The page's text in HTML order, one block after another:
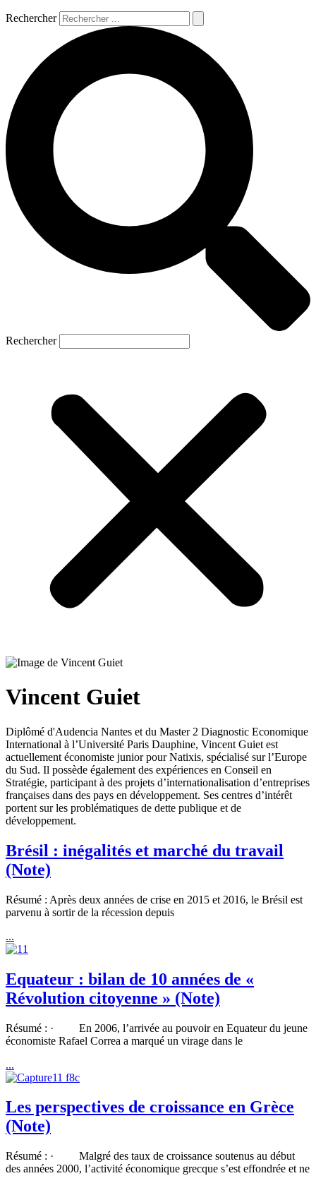
Rechercher
Rechercher
Vincent Guiet
Diplômé d'Audencia Nantes et du Master 2 Diagnostic Economique
International à l’Université Paris Dauphine, Vincent Guiet est
actuellement économiste junior pour Natixis, spécialisé sur l’Europe
du Sud. Il possède également des expériences en Conseil en
Stratégie, participant à des projets d’internationalisation d’entreprises
françaises dans des pays en développement. Ses centres d’intérêt
portent sur les problématiques de dette publique et de
développement.
Brésil : inégalités et marché du travail
(Note)
Résumé : Après deux années de crise en 2015 et 2016, le Brésil est
parvenu à sortir de la récession depuis
...
Equateur : bilan de 10 années de «
Révolution citoyenne » (Note)
Résumé : · En 2006, l’arrivée au pouvoir en Equateur du jeune
économiste Rafael Correa a marqué un virage dans le
...
Les perspectives de croissance en Grèce
(Note)
Résumé : · Malgré des taux de croissance soutenus au début
des années 2000, l’activité économique grecque s’est effondrée et ne